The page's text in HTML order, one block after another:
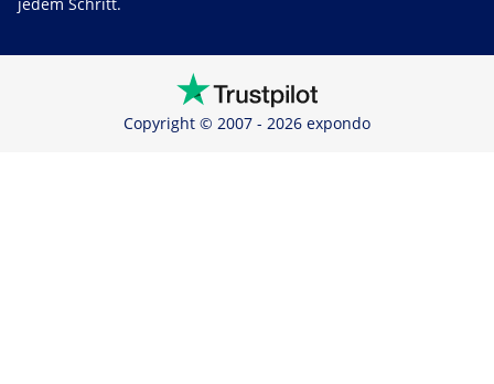
jedem Schritt.
Copyright © 2007 - 2026 expondo